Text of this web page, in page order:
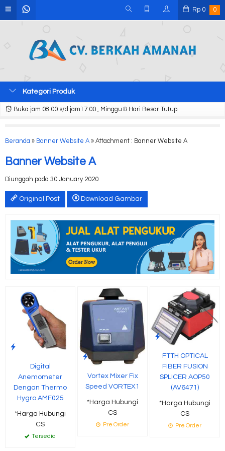
Rp 0 0
Kategori Produk
Buka jam 08.00 s/d jam17.00 , Minggu & Hari Besar Tutup
Beranda » Banner Website A» Attachment : Banner Website A
Banner Website A
Diunggah pada 30 January 2020
Original Post Download Gambar
Digital
Anemometer
Dengan Thermo
Hygro AMF025
*Harga Hubungi
CS
Tersedia
Vortex Mixer Fix
Speed VORTEX1
*Harga Hubungi
CS
Pre Order
FTTH OPTICAL
FIBER FUSION
SPLICER AOP50
(AV6471)
*Harga Hubungi
CS
Pre Order